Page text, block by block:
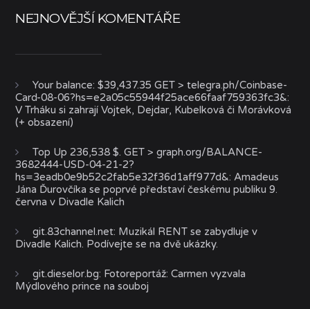
NEJNOVĚJŠÍ KOMENTÁŘE
Your balance: $39,437.35 GET > telegra.ph/Coinbase-
Card-08-06?hs=e2a05c55944f25ace66faaf759363fc3&:
V Trháku si zahrají Vojtek, Dejdar, Kubelková či Morávková
(+ obsazení)
Top Up 236,538 $. GET > graph.org/BALANCE-
3682444-USD-04-21-2?
hs=3eadb0e9b52c2fab5e32f36d1aff977d&:Amadeus
Jána Ďurovčíka se poprvé představí českému publiku 9.
června v Divadle Kalich
git.83channel.net: Muzikál RENT se zabydluje v
Divadle Kalich. Podívejte se na dvě ukázky.
git.dieselor.bg: Fotoreportáž: Carmen vyzvala
Mýdlového prince na souboj